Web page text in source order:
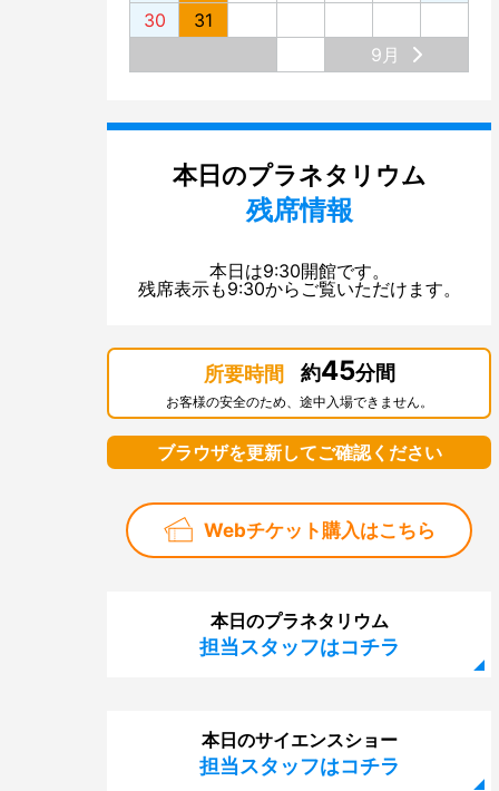
2008
2005
30
31
9月
本日のプラネタリウム
残席情報
本日は9:30開館です。
残席表示も9:30からご覧いただけます。
所要時間 約45分間
お客様の安全のため、途中入場できません。
ブラウザを更新してご確認ください
Webチケット購入はこちら
本日のプラネタリウム
担当スタッフはコチラ
本日のサイエンスショー
担当スタッフはコチラ